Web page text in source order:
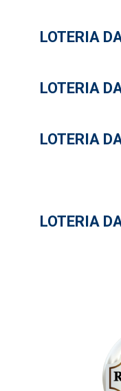
LOTERIA
LOTERIA
LOTERIA
LOTERIA